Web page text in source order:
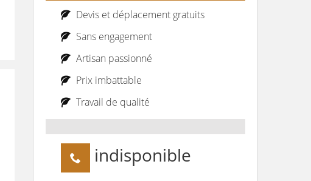
Devis et déplacement gratuits
Sans engagement
Artisan passionné
Prix imbattable
Travail de qualité
indisponible